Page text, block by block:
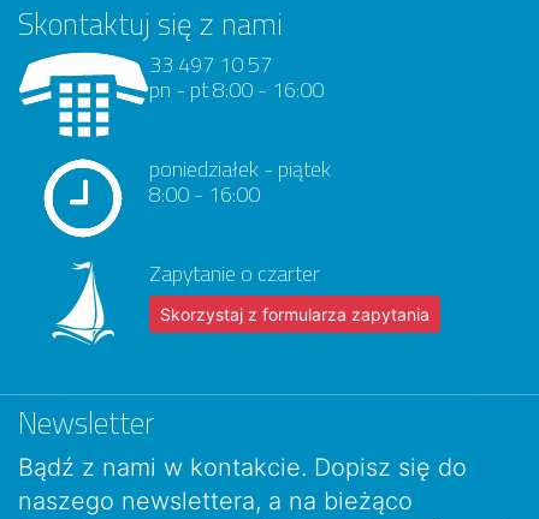
Skontaktuj się z nami
33 497 10 57
pn - pt 8:00 - 16:00
poniedziałek - piątek
8:00 - 16:00
Zapytanie o czarter
Skorzystaj z formularza zapytania
Newsletter
Bądź z nami w kontakcie. Dopisz się do
naszego newslettera, a na bieżąco